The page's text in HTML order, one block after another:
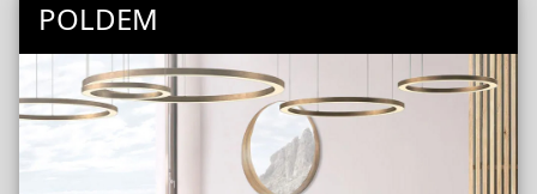
POLDEM